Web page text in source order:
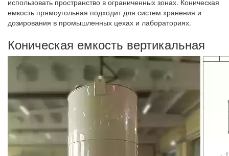
емкость прямоугольная подходит для систем хранения и
дозирования в промышленных цехах и лабораториях.
Коническая емкость вертикальная